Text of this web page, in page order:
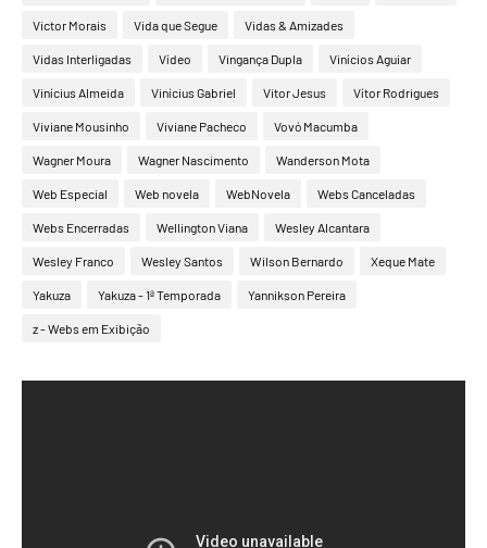
Victor Morais Vida que Segue Vidas & Amizades
Vidas Interligadas Vídeo Vingança Dupla Vinícios Aguiar
Vinícius Almeida Vinícius Gabriel Vitor Jesus Vítor Rodrigues
Viviane Mousinho Viviane Pacheco Vovó Macumba
Wagner Moura Wagner Nascimento Wanderson Mota
Web Especial Web novela WebNovela Webs Canceladas
Webs Encerradas Wellington Viana Wesley Alcantara
Wesley Franco Wesley Santos Wilson Bernardo Xeque Mate
Yakuza Yakuza - 1ª Temporada Yannikson Pereira
z - Webs em Exibição